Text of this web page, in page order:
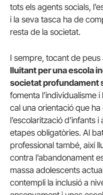
tots els agents socials,
i la seva tasca ha de
resta de la societat.
I sempre, tocant de peus
lluitant per una escola
societat profundament
fomenta l’individualisme
cal una orientació que
l’escolarització d’infants
etapes obligatòries. Al
professional també, així
contra l’abandonament
massa adolescents
contempli la inclusió a